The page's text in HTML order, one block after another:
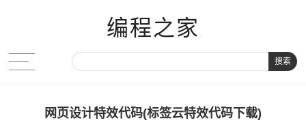
编程之家
搜索
网页设计特效代码(标签云特效代码下载)